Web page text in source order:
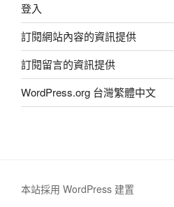
登入
訂閱網站內容的資訊提供
訂閱留言的資訊提供
WordPress.org 台灣繁體中文
本站採用 WordPress 建置